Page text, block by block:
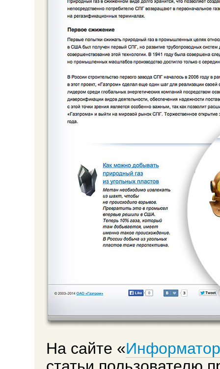
На сайте «